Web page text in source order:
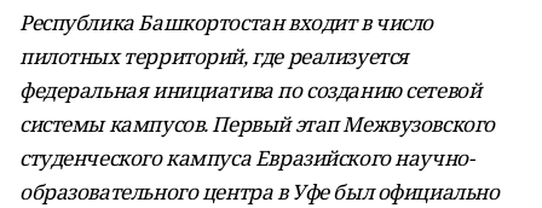
Республика Башкортостан входит в число
пилотных территорий, где реализуется
федеральная инициатива по созданию сетевой
системы кампусов. Первый этап Межвузовского
студенческого кампуса Евразийского научно-
образовательного центра в Уфе был официально